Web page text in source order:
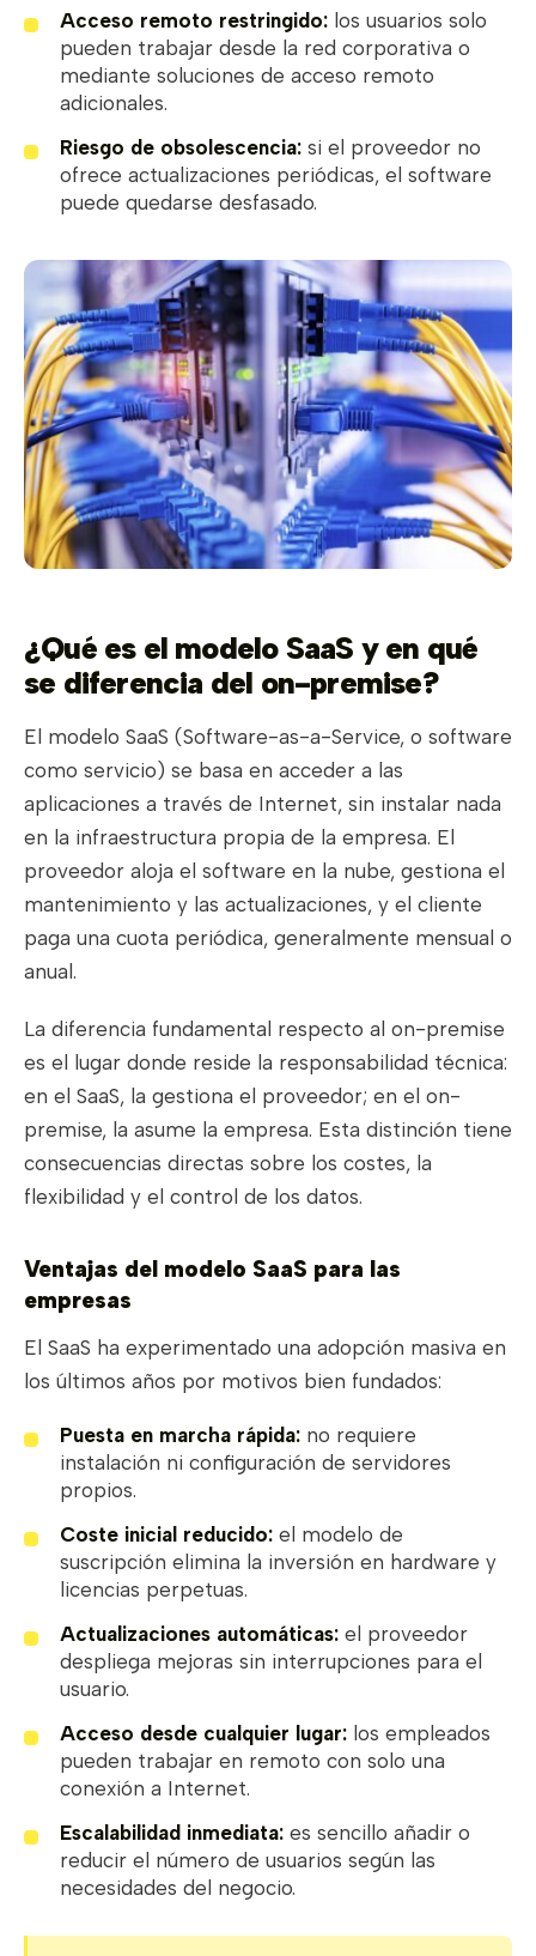
Acceso remoto restringido: los usuarios solo
pueden trabajar desde la red corporativa o
mediante soluciones de acceso remoto
adicionales.
Riesgo de obsolescencia: si el proveedor no
ofrece actualizaciones periódicas, el software
puede quedarse desfasado.
¿Qué es el modelo SaaS y en qué
se diferencia del on-premise?
El modelo SaaS (Software-as-a-Service, o software
como servicio) se basa en acceder a las
aplicaciones a través de Internet, sin instalar nada
en la infraestructura propia de la empresa. El
proveedor aloja el software en la nube, gestiona el
mantenimiento y las actualizaciones, y el cliente
paga una cuota periódica, generalmente mensual o
anual.
La diferencia fundamental respecto al on-premise
es el lugar donde reside la responsabilidad técnica:
en el SaaS, la gestiona el proveedor; en el on-
premise, la asume la empresa. Esta distinción tiene
consecuencias directas sobre los costes, la
flexibilidad y el control de los datos.
Ventajas del modelo SaaS para las
empresas
El SaaS ha experimentado una adopción masiva en
los últimos años por motivos bien fundados:
Puesta en marcha rápida: no requiere
instalación ni configuración de servidores
propios.
Coste inicial reducido: el modelo de
suscripción elimina la inversión en hardware y
licencias perpetuas.
Actualizaciones automáticas: el proveedor
despliega mejoras sin interrupciones para el
usuario.
Acceso desde cualquier lugar: los empleados
pueden trabajar en remoto con solo una
conexión a Internet.
Escalabilidad inmediata: es sencillo añadir o
reducir el número de usuarios según las
necesidades del negocio.